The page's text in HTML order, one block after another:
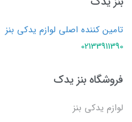
تامین کننده اصلی لوازم یدکی بنز
02133911390
فروشگاه بنز یدک
لوازم یدکی بنز